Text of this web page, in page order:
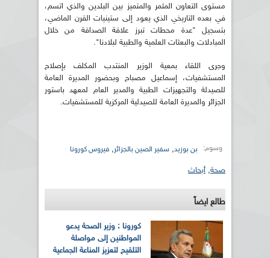
مستوى التعاون المثمر والمتميز بين البلدين والذي اتسم،
في بعده التاريخي الذي يعود إلى ستينيات القرن الماضي،
بتسجيل "عدة محطات تبرز علاقة الصداقة من خلال
المبادلات والبعثات العلمية والطبية لبلادنا".
وجرى اللقاء بمعية الوزير المنتدب المكلف بإصلاح
المستشفيات، إسماعيل مصباح وبحضور المديرة العامة
للصيدلة والتجهيزات الطبية والمدير العام لمعهد باستور
الجزائر والمديرة العامة للصيدلية المركزية للمستشفيات.
وسوم: بن بوزيد, سفير الصين بالجزائر, فيروس كورونا
صحة, أبحاث
طالع ايضاً
كورونا : وزير الصحة يدعو
المواطنين إلى مواصلة
التلقيح لتعزيز المناعة الجماعية